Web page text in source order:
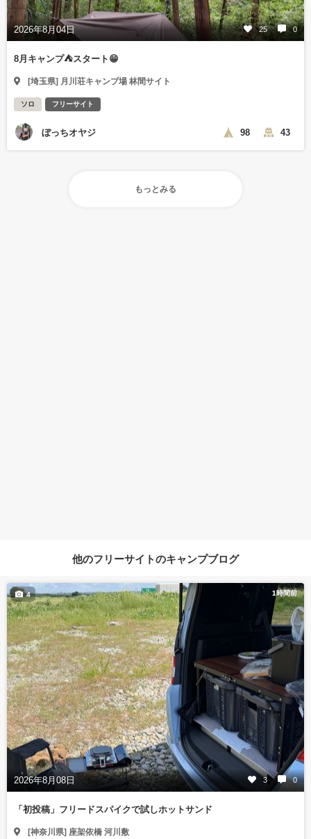
2026年8月04日 25 0
8月キャンプ⛺️スタート😁
[埼玉県] 月川荘キャンプ場 林間サイト
ソロ フリーサイト
ぼっちオヤジ 98 43
もっとみる
他のフリーサイトのキャンプブログ
1時間前
2026年8月08日 3 0
4
「初投稿」フリードスパイクで試しホットサンド
[神奈川県] 座架依橋 河川敷